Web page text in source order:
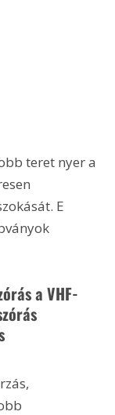
teret nyer a
E
a VHF-